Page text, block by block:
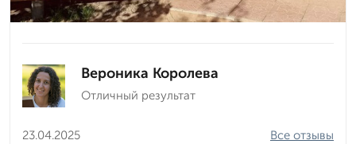
Вероника Королева
Отличный результат
23.04.2025
Все отзывы